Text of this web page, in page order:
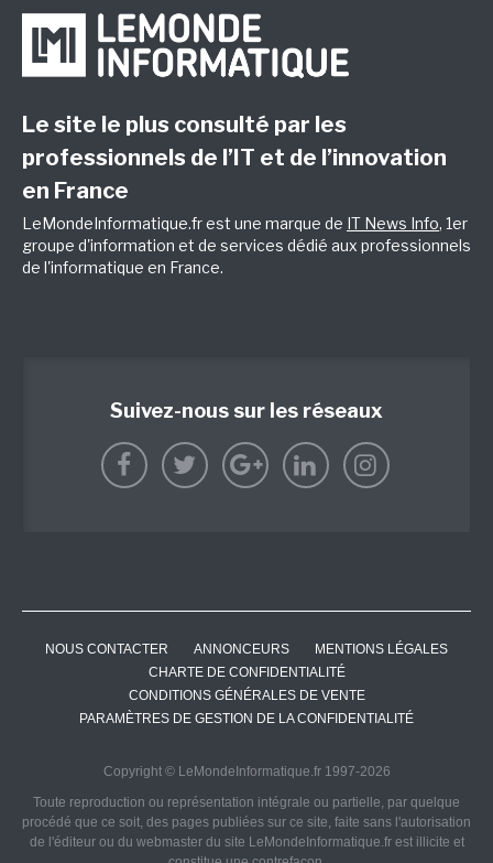
Le site le plus consulté par les
professionnels de l’IT et de l’innovation
en France
LeMondeInformatique.fr est une marque de IT News Info, 1er
groupe d'information et de services dédié aux professionnels
de l'informatique en France.
Suivez-nous sur les réseaux
NOUS CONTACTER ANNONCEURS
MENTIONS LÉGALES
CHARTE DE CONFIDENTIALITÉ
CONDITIONS GÉNÉRALES DE VENTE
PARAMÈTRES DE GESTION DE LA CONFIDENTIALITÉ
Copyright © LeMondeInformatique.fr 1997-2026
Toute reproduction ou représentation intégrale ou partielle, par quelque
procédé que ce soit, des pages publiées sur ce site, faite sans l'autorisation
de l'éditeur ou du webmaster du site LeMondeInformatique.fr est illicite et